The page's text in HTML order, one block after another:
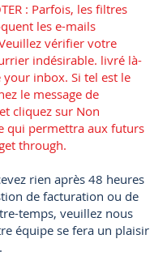
: Parfois, les filtres
les e-mails
vérifier votre
indésirable. livré là-
your inbox. Si tel est le
le message de
cliquez sur Non
qui permettra aux futurs
through.
rien après 48 heures
de facturation ou de
temps, veuillez nous
équipe se fera un plaisir